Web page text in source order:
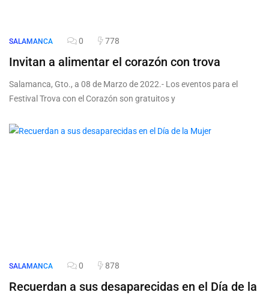
SALAMANCA 0 778
Invitan a alimentar el corazón con trova
Salamanca, Gto., a 08 de Marzo de 2022.- Los eventos para el
Festival Trova con el Corazón son gratuitos y
SALAMANCA 0 878
Recuerdan a sus desaparecidas en el Día de la